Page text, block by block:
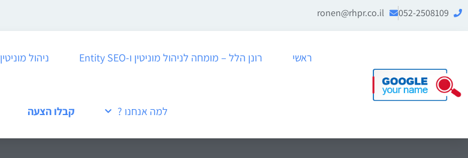
052-2508109
ronen@rhpr.co.il
ראשי רונן הלל – מומחה לניהול מוניטין ו-Entity SEO ניהול מוניטין
למה אנחנו ? קבלו הצעה